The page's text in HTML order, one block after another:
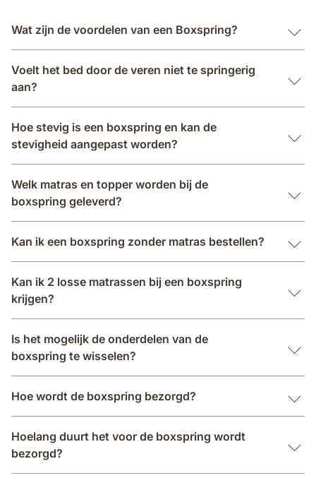
Wat zijn de voordelen van een Boxspring?
Voelt het bed door de veren niet te springerig
aan?
Hoe stevig is een boxspring en kan de
stevigheid aangepast worden?
Welk matras en topper worden bij de
boxspring geleverd?
Kan ik een boxspring zonder matras bestellen?
Kan ik 2 losse matrassen bij een boxspring
krijgen?
Is het mogelijk de onderdelen van de
boxspring te wisselen?
Hoe wordt de boxspring bezorgd?
Hoelang duurt het voor de boxspring wordt
bezorgd?